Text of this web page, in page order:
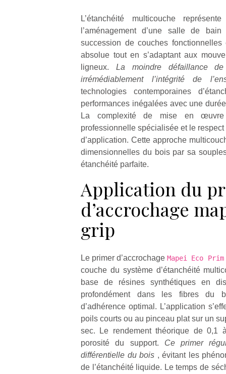
L’étanchéité multicouche
l’aménagement d’une salle de
succession de couches
absolue tout en s’adaptant aux
ligneux. La moindre défaillance
irrémédiablement l’intégrité de
technologies contemporaines
performances inégalées avec une
La complexité de mise en œuvre
professionnelle spécialisée et le
d’application. Cette approche
dimensionnelles du bois par sa
étanchéité parfaite.
Application du
d’accrochage
grip
Le primer d’accrochageMapei Eco
couche du système d’étanchéité
base de résines synthétiques en
profondément dans les fibres du
d’adhérence optimal. L’application
poils courts ou au pinceau plat sur un
sec. Le rendement théorique de 0,1
porosité du support. Ce primer
différentielle du bois , évitant les
de l’étanchéité liquide. Le temps de